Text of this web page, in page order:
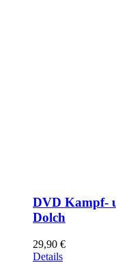
DVD Kampf-
Dolch
29,90 €
Details